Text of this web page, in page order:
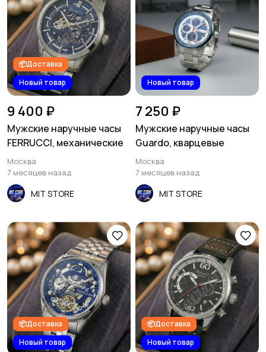
📦Доставка
Новый товар
9 400 ₽
Мужские наручные часы
FERRUCCI, механические
Москва
7 месяцев назад
MIT STORE
Новый товар
7 250 ₽
Мужские наручные часы
Guardo, кварцевые
Москва
7 месяцев назад
MIT STORE
📦Доставка
Новый товар
📦Доставка
Новый товар